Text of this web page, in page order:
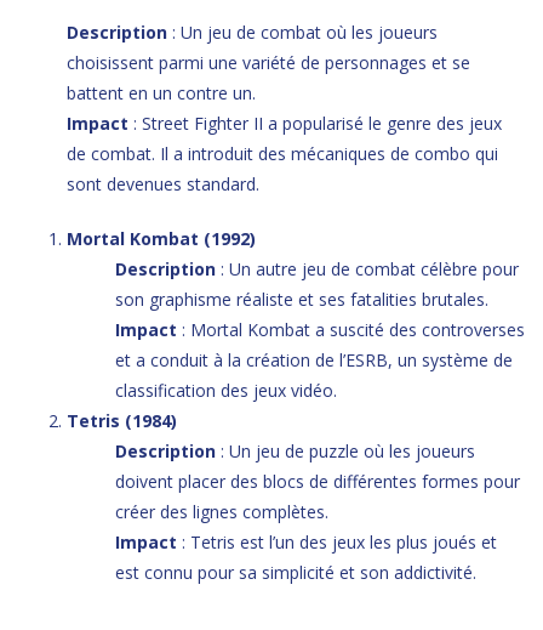
Description : Un jeu de combat où les joueurs
choisissent parmi une variété de personnages et se
battent en un contre un.
Impact : Street Fighter II a popularisé le genre des jeux
de combat. Il a introduit des mécaniques de combo qui
sont devenues standard.
Mortal Kombat (1992)
Description : Un autre jeu de combat célèbre pour
son graphisme réaliste et ses fatalities brutales.
Impact : Mortal Kombat a suscité des controverses
et a conduit à la création de l’ESRB, un système de
classification des jeux vidéo.
Tetris (1984)
Description : Un jeu de puzzle où les joueurs
doivent placer des blocs de différentes formes pour
créer des lignes complètes.
Impact : Tetris est l’un des jeux les plus joués et
est connu pour sa simplicité et son addictivité.